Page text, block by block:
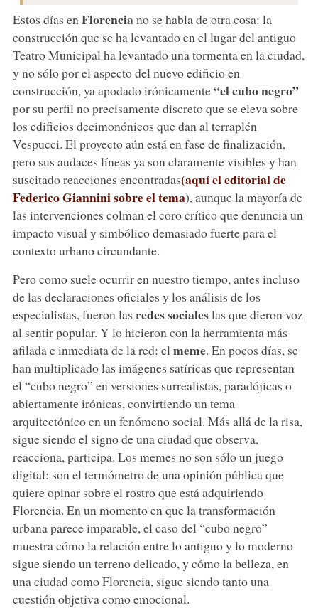
Estos días en Florenciano se habla de otra cosa: la
construcción que se ha levantado en el lugar del antiguo
Teatro Municipal ha levantado una tormenta en la ciudad,
y no sólo por el aspecto del nuevo edificio en
construcción, ya apodado irónicamente“el cubo negro”
por su perfil no precisamente discreto que se eleva sobre
los edificios decimonónicos que dan al terraplén
Vespucci. El proyecto aún está en fase de finalización,
pero sus audaces líneas ya son claramente visibles y han
suscitado reacciones encontradas(aquí el editorial de
Federico Giannini sobre el tema), aunque la mayoría de
las intervenciones colman el coro crítico que denuncia un
impacto visual y simbólico demasiado fuerte para el
contexto urbano circundante.
Pero como suele ocurrir en nuestro tiempo, antes incluso
de las declaraciones oficiales y los análisis de los
especialistas, fueron las redes socialeslas que dieron voz
al sentir popular. Y lo hicieron con la herramienta más
afilada e inmediata de la red: el meme. En pocos días, se
han multiplicado las imágenes satíricas que representan
el “cubo negro” en versiones surrealistas, paradójicas o
abiertamente irónicas, convirtiendo un tema
arquitectónico en un fenómeno social. Más allá de la risa,
sigue siendo el signo de una ciudad que observa,
reacciona, participa. Los memes no son sólo un juego
digital: son el termómetro de una opinión pública que
quiere opinar sobre el rostro que está adquiriendo
Florencia. En un momento en que la transformación
urbana parece imparable, el caso del “cubo negro”
muestra cómo la relación entre lo antiguo y lo moderno
sigue siendo un terreno delicado, y cómo la belleza, en
una ciudad como Florencia, sigue siendo tanto una
cuestión objetiva como emocional.